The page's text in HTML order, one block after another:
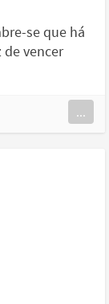
se que há
de vencer
...